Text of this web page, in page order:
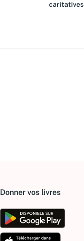
caritatives
Donner vos livres